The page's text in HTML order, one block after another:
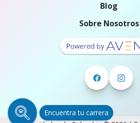
Encuentra tu carrera
Blog
Sobre Nosotros